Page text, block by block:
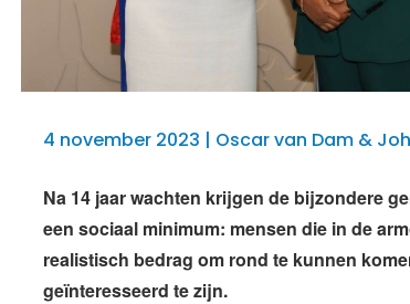
4 november 2023 | Oscar van Dam &
Na 14 jaar wachten krijgen de bijzondere
een sociaal minimum: mensen die in de
realistisch bedrag om rond te kunnen
geïnteresseerd te zijn.